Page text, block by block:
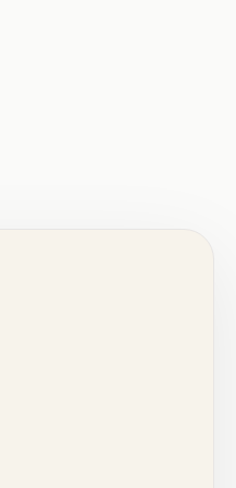
.   x   .   .   .   .
.   .   x   .   .   .
x   .   .   .   :   .
.   .   .   .   .   x
.   .   :   .   .   .
.   .   .   x   .   .
o   .   .   .   .   .
.   .   .   .   .   .